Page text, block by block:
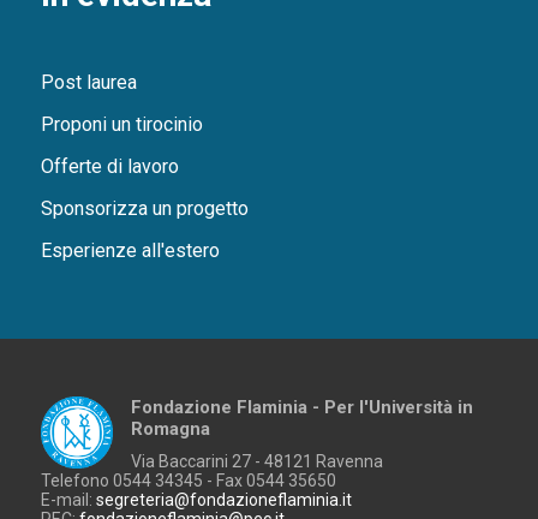
Post laurea
Proponi un tirocinio
Offerte di lavoro
Sponsorizza un progetto
Esperienze all'estero
Fondazione Flaminia - Per l'Università in
Romagna
Via Baccarini 27 - 48121 Ravenna
Telefono 0544 34345 - Fax 0544 35650
E-mail:segreteria@fondazioneflaminia.it